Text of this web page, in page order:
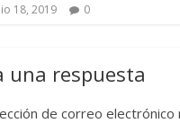
18, 2019 0
una respuesta
de correo electrónico